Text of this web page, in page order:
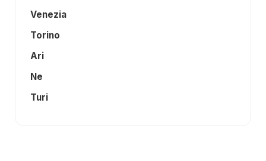
Venezia
Torino
Ari
Ne
Turi